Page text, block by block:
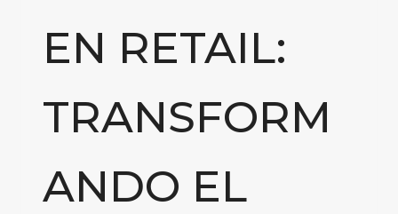
EN RETAIL:
TRANSFORM
ANDO EL